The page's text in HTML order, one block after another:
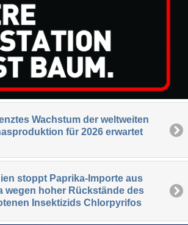
Wachstum der weltweiten
für 2026 erwartet
stoppt Paprika-Importe aus
wegen hoher Rückstände des
Insektizids Chlorpyrifos